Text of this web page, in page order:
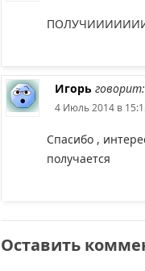
Игорь говорит:
4 Июль 2014 в
Спасибо ,
получается
Оставить